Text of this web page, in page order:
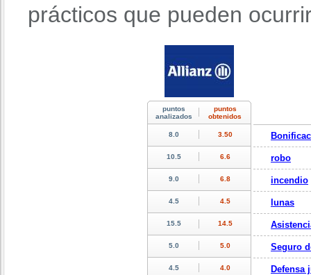
prácticos que pueden
robo
incendio
lunas
Seguro
Defensa